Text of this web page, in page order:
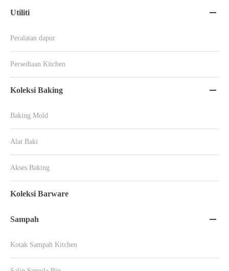
Utiliti 
Peralatan dapur
Persediaan Kitchen
Koleksi Baking 
Baking Mold
Alat Baki
Akses Baking
Koleksi Barware
Sampah 
Kotak Sampah Kitchen